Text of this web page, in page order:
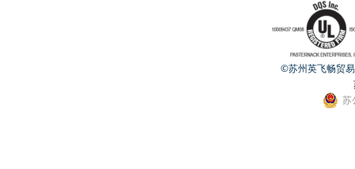
©苏州英飞畅贸
苏